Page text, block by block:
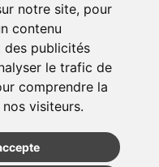
notre site, pour
contenu
des publicités
le trafic de
comprendre la
visiteurs.
sécurisé
Locker
vous